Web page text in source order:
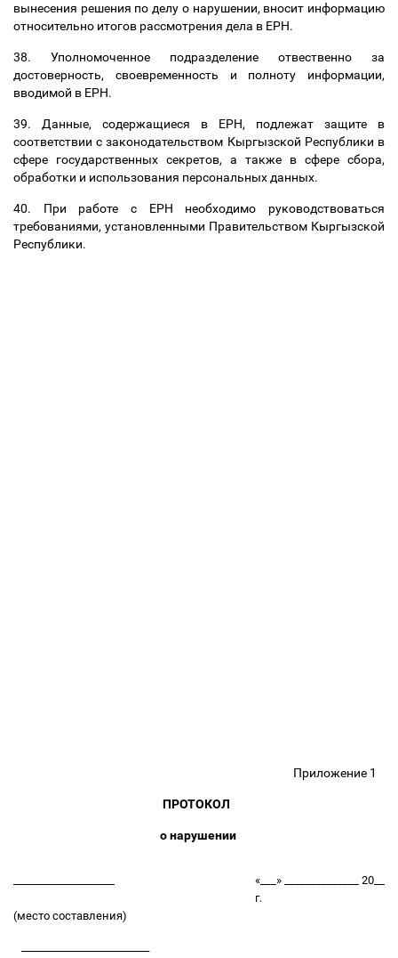
вынесения решения по делу о нарушении, вносит информацию
относительно итогов рассмотрения дела в ЕРН.
38. Уполномоченное подразделение отвественно за
достоверность, своевременность и полноту информации,
вводимой в ЕРН.
39. Данные, содержащиеся в ЕРН, подлежат защите в
соответствии с законодательством Кыргызской Республики в
сфере государственных секретов, а также в сфере сбора,
обработки и использования персональных данных.
40. При работе с ЕРН необходимо руководствоваться
требованиями, установленными Правительством Кыргызской
Республики.
Приложение 1
ПРОТОКОЛ
о нарушении
«___» ______________ 20__
г.
(место составления)